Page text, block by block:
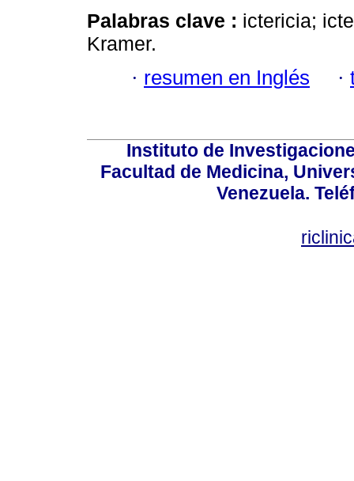
Palabras clave : ictericia;
Kramer.
· resumen en Inglés ·
Instituto de
Facultad de Medicina,
Venezuela.